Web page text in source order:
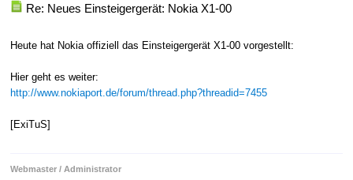
Re: Neues Einsteigergerät: Nokia X1-00
Heute hat Nokia offiziell das Einsteigergerät X1-00 vorgestellt:
Hier geht es weiter:
http://www.nokiaport.de/forum/thread.php?threadid=7455
[ExiTuS]
Webmaster / Administrator